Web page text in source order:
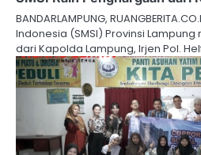
BANDARLAMPUNG,
Indonesia (SMSI) Provinsi
dari Kapolda Lampung, Irjen Pol.